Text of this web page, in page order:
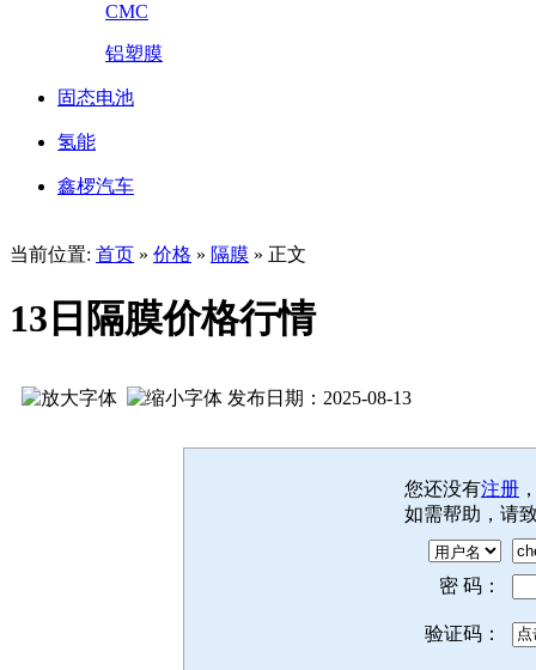
CMC
铝塑膜
固态电池
氢能
鑫椤汽车
当前位置: 首页 » 价格 » 隔膜 » 正文
13日隔膜价格行情
发布日期：2025-08-13
您还没有注册
如需帮助，请
密 码：
验证码：